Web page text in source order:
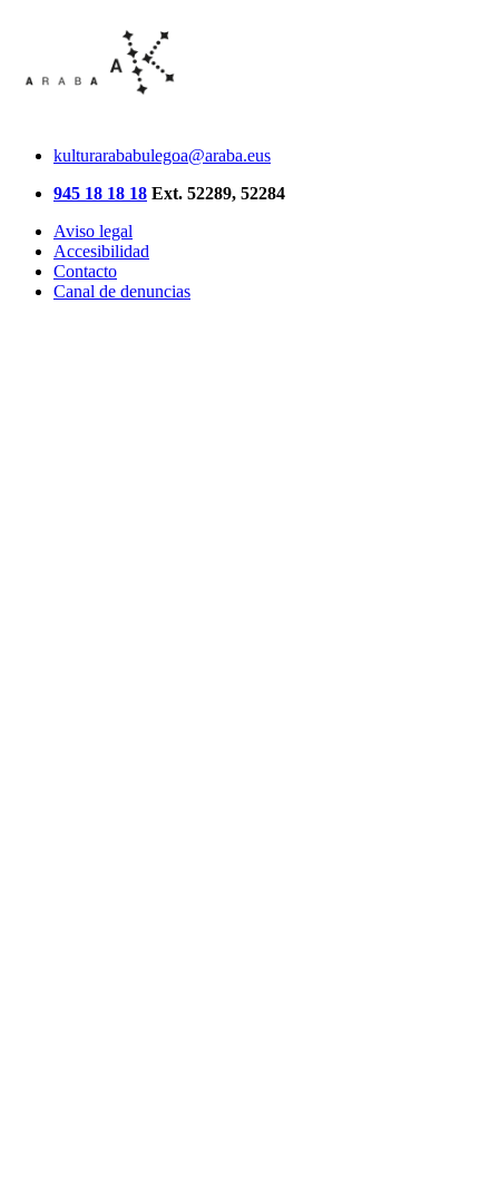
kulturarababulegoa@araba.eus
945 18 18 18 Ext. 52289, 52284
Aviso legal
Accesibilidad
Contacto
Canal de denuncias